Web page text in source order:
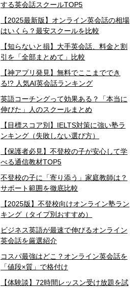
する英会話スクールTOP5
【2025最新版】オンライン英会話の相場
はいくら？最安スクールを比較
【知らないと損】大手英会話、料金と割
引を「全部まとめて」比較
【神アプリ発見】無料でここまででき
る!? 人気AI英会話ランキング
英語コーチングって効果ある？「本当に
伸びた」人のスクールまとめ
【目標スコア別】IELTS対策に強い塾ラ
ンキング（失敗しない選び方）
【保護者必見】不登校の子が安心して学
べる通信教材TOP5
不登校の子に「寄り添う」家庭教師は？
サポート範囲を徹底比較
【2025版】不登校向けオンライン塾ラン
キング（タイプ別おすすめ）
ビジネス英語が最速で伸びるオンライン
英会話を厳選紹介
コスパ最強はどこ？オンライン英会話を
「値段×質」で格付け
【体験談】72時間レッスン受け放題を試